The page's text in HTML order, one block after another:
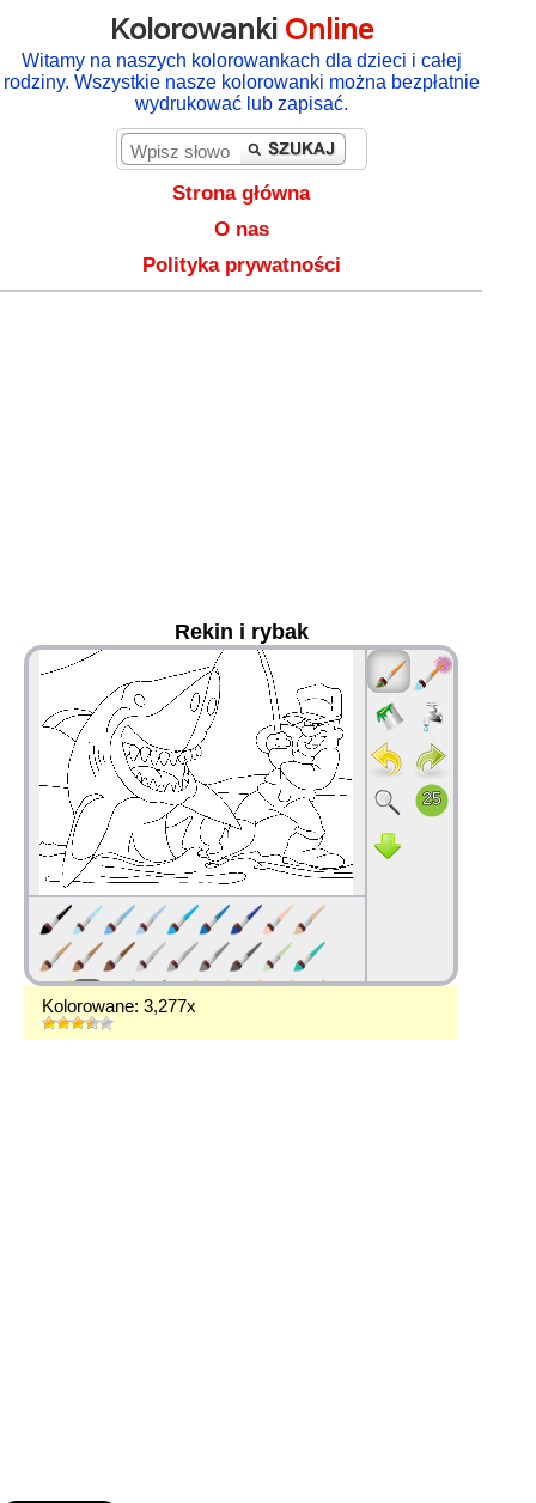
Kolorowanki Online
Witamy na naszych kolorowankach dla dzieci i całej
rodziny. Wszystkie nasze kolorowanki można bezpłatnie
wydrukować lub zapisać.
Strona główna
O nas
Polityka prywatności
Rekin i rybak
36
Kolorowane: 3,277x